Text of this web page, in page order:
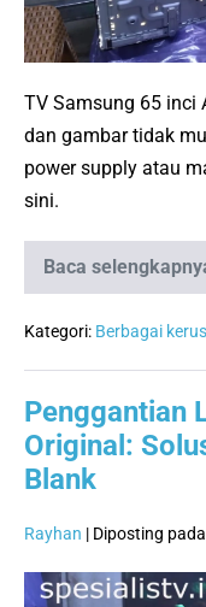
dan
Gambar
Tidak
Muncul
TV Samsung 65 inci
dan gambar tidak
power supply atau
sini.
Baca
Solusi
TV
65
Indikator
dan
Gambar
Tidak
Kategori: Berbagai
Penggantian
Original:
Blank
Rayhan | Diposting pada
Penggantian